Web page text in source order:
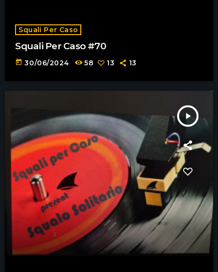
Squali Per Caso
Squali Per Caso #70
today 30/06/2024 58 13 13
play_arrow